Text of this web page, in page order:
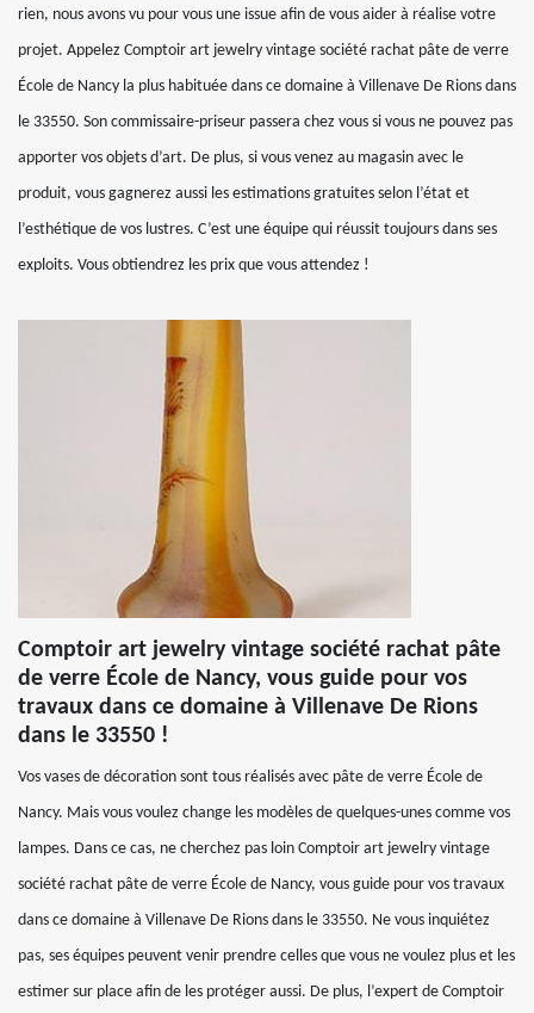
rien, nous avons vu pour vous une issue afin de vous aider à réalise votre
projet. Appelez Comptoir art jewelry vintage société rachat pâte de verre
École de Nancy la plus habituée dans ce domaine à Villenave De Rions dans
le 33550. Son commissaire-priseur passera chez vous si vous ne pouvez pas
apporter vos objets d’art. De plus, si vous venez au magasin avec le
produit, vous gagnerez aussi les estimations gratuites selon l’état et
l’esthétique de vos lustres. C’est une équipe qui réussit toujours dans ses
exploits. Vous obtiendrez les prix que vous attendez !
Comptoir art jewelry vintage société rachat pâte
de verre École de Nancy, vous guide pour vos
travaux dans ce domaine à Villenave De Rions
dans le 33550 !
Vos vases de décoration sont tous réalisés avec pâte de verre École de
Nancy. Mais vous voulez change les modèles de quelques-unes comme vos
lampes. Dans ce cas, ne cherchez pas loin Comptoir art jewelry vintage
société rachat pâte de verre École de Nancy, vous guide pour vos travaux
dans ce domaine à Villenave De Rions dans le 33550. Ne vous inquiétez
pas, ses équipes peuvent venir prendre celles que vous ne voulez plus et les
estimer sur place afin de les protéger aussi. De plus, l’expert de Comptoir